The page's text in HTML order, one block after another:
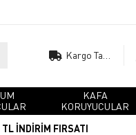
KAFA
KORUYUCULAR
İNDİRİM FIRSATI